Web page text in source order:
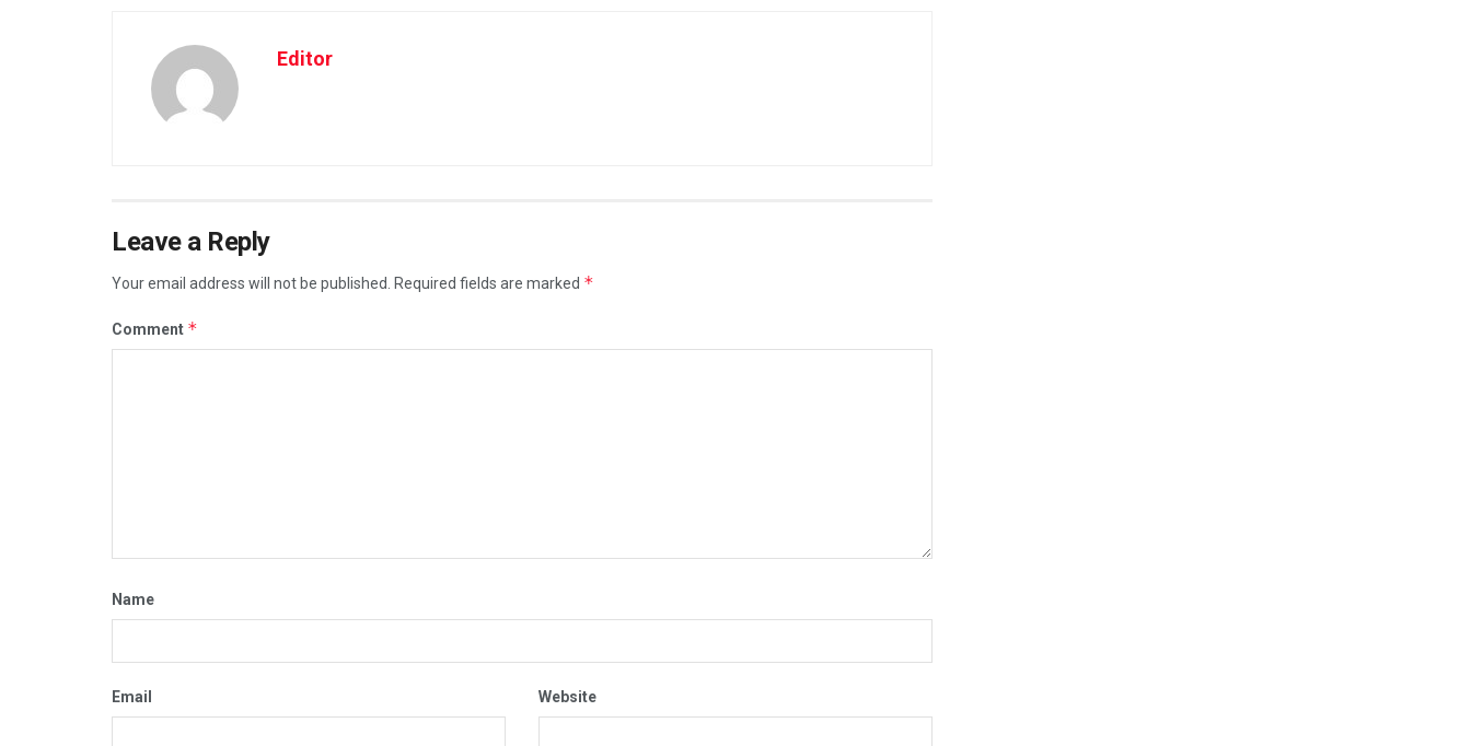
Editor
Leave a Reply
Your email address will not be published. Required fields are marked *
Comment *
Name
Email Website